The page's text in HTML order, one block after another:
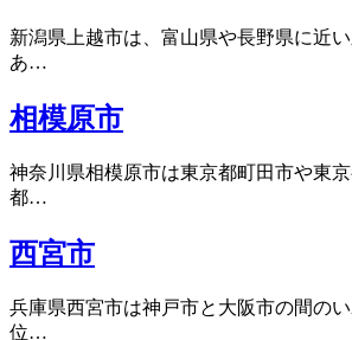
新潟県上越市は、富山県や長野県に近
あ…
相模原市
神奈川県相模原市は東京都町田市や東
都…
西宮市
兵庫県西宮市は神戸市と大阪市の間の
位…